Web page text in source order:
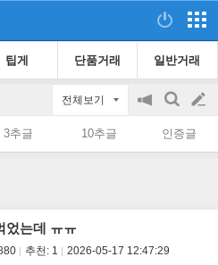
팁게 단품거래 일반거래
전체보기
공
on/off
검
색
글
쓰
3추글 10추글 인증글
었는데 ㅠㅠ
추천: 1 2026-05-17 12:47:29